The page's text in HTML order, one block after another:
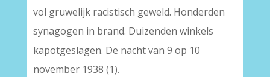
vol gruwelijk racistisch geweld. Honderden
synagogen in brand. Duizenden winkels
kapotgeslagen. De nacht van 9 op 10
november 1938 (1).